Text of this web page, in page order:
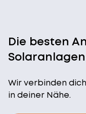
Die besten
Wir verbinden
in deiner Nähe.